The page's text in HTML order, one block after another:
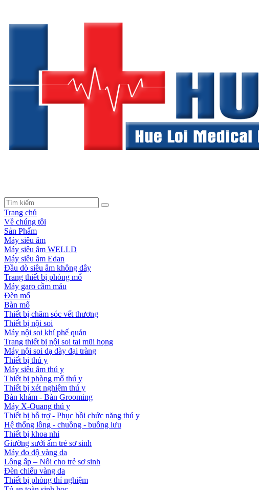
Trang chủ
Về chúng tôi
Sản Phẩm
Máy siêu âm
Máy siêu âm WELLD
Máy siêu âm Edan
Đầu dò siêu âm không dây
Trang thiết bị phòng mổ
Máy garo cầm máu
Đèn mổ
Bàn mổ
Thiết bị chăm sóc vết thương
Thiết bị nội soi
Máy nội soi khí phế quản
Trang thiết bị nội soi tai mũi họng
Máy nội soi dạ dày đại tràng
Thiết bị thú y
Máy siêu âm thú y
Thiết bị phòng mổ thú y
Thiết bị xét nghiệm thú y
Bàn khám - Bàn Grooming
Máy X-Quang thú y
Thiết bị hỗ trợ - Phục hồi chức năng thú y
Hệ thống lồng - chuồng - buồng lưu
Thiết bị khoa nhi
Giường sưởi ấm trẻ sơ sinh
Máy đo độ vàng da
Lồng ấp – Nôi cho trẻ sơ sinh
Đèn chiếu vàng da
Thiết bị phòng thí nghiệm